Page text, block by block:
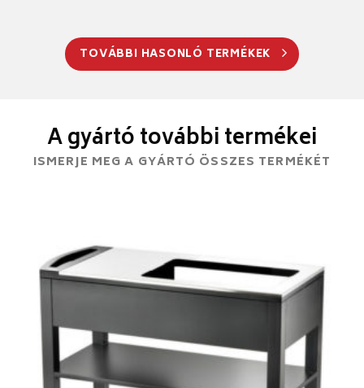
TOVÁBBI HASONLÓ TERMÉKEK
A gyártó további termékei
ISMERJE MEG A GYÁRTÓ ÖSSZES TERMÉKÉT